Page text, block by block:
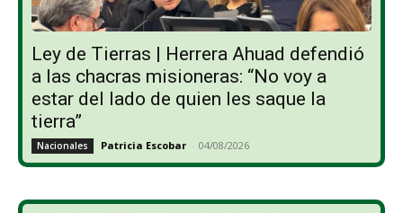
Ley de Tierras | Herrera Ahuad defendió
a las chacras misioneras: “No voy a
estar del lado de quien les saque la
tierra”
Nacionales Patricia Escobar - 04/08/2026